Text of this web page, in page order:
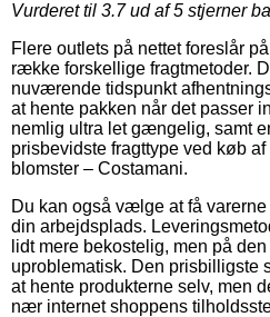
Vurderet til 3.7ud af 5 stjerner
Flere outlets på nettet foreslår
række forskellige fragtmetoder.
nuværende tidspunkt
at hente pakken når det passer
nemlig ultra let gængelig, samt
prisbevidste fragttype ved køb af
blomster – Costamani.
Du kan også vælge at få
din arbejdsplads.
lidt mere bekostelig, men på
uproblematisk. Den prisbilligste
at hente produkterne selv, men
nær internet shoppens